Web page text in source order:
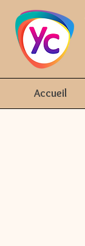
Accueil